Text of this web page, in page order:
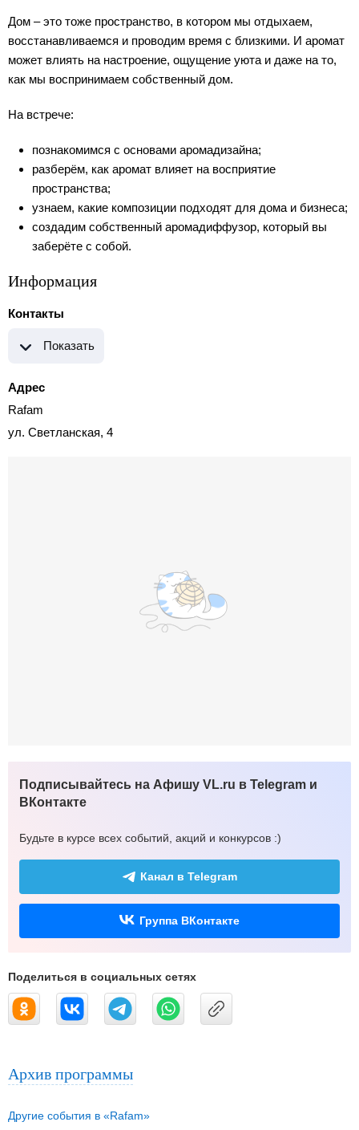
Дом – это тоже пространство, в котором мы отдыхаем,
восстанавливаемся и проводим время с близкими. И аромат
может влиять на настроение, ощущение уюта и даже на то,
как мы воспринимаем собственный дом.
На встрече:
познакомимся с основами аромадизайна;
разберём, как аромат влияет на восприятие
пространства;
узнаем, какие композиции подходят для дома и бизнеса;
создадим собственный аромадиффузор, который вы
заберёте с собой.
Информация
Контакты
Показать
Адрес
Rafam
ул. Светланская, 4
Подписывайтесь на Афишу VL.ru в Telegram и
ВКонтакте
Будьте в курсе всех событий, акций и конкурсов :)
Канал в Telegram
Группа ВКонтакте
Поделиться в социальных сетях
Архив программы
Другие события в «Rafam»